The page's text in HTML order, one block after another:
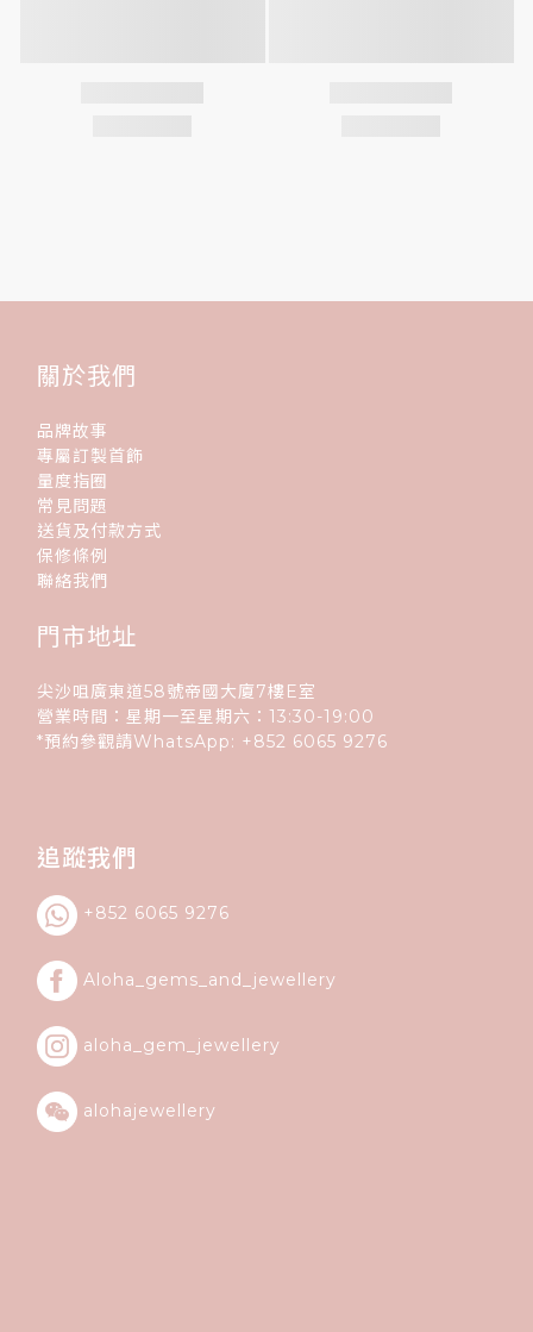
關於我們
品牌故事
專屬訂製首飾
量度指圈
常見問題
送貨及付款方式
保修條例
聯絡我們
門市地址
尖沙咀廣東道58號帝國大廈7樓E室
營業時間：星期一至星期六：13:30-19:00
*預約參觀請WhatsApp: +852 6065 9276
追蹤我們
+852 6065 9276
Aloha_gems_and_ jewellery
aloha_gem_jewellery
alohajewellery